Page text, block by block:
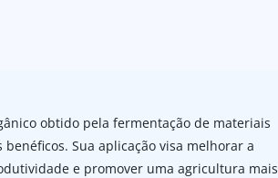
obtido pela fermentação de materiais
Sua aplicação visa melhorar a
e promover uma agricultura mais